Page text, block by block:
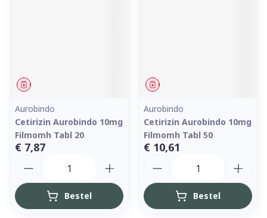
Geneesmiddel
Aurobindo
Cetirizin Aurobindo 10mg
Filmomh Tabl 20
€ 7,87
Bestel
Geneesmiddel
Aurobindo
Cetirizin Aurobindo 10mg
Filmomh Tabl 50
€ 10,61
Bestel